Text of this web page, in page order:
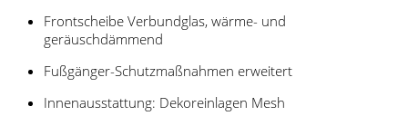
Frontscheibe Verbundglas, wärme- und
geräuschdämmend
Fußgänger-Schutzmaßnahmen erweitert
Innenausstattung: Dekoreinlagen Mesh